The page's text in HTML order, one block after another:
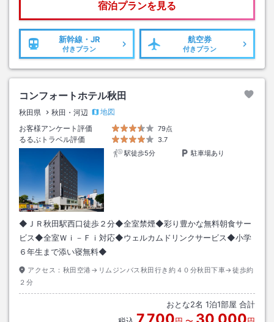
宿泊プランを見る
新幹線・JR
付きプラン
航空券
付きプラン
コンフォートホテル秋田
秋田県 秋田・河辺
地図
お客様アンケート評価
79点
るるぶトラベル評価
3.7
駅徒歩5分
駐車場あり
◆ＪＲ秋田駅西口徒歩２分◆全室禁煙◆彩り豊かな無料朝食サー
ビス◆全室Ｗｉ－Ｆｉ対応◆ウェルカムドリンクサービス◆小学
６年生まで添い寝無料◆
アクセス： 秋田空港→リムジンバス秋田行き約４０分秋田下車→徒歩約
２分
おとな2名 1泊1部屋 合計